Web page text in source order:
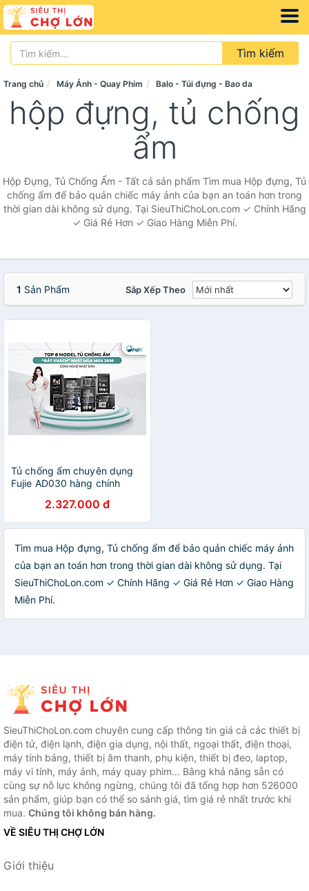
Tìm kiếm
Trang chủ Máy Ảnh - Quay Phim Balo - Túi đựng - Bao da
hộp đựng, tủ chống
ẩm
Hộp Đựng, Tủ Chống Ẩm - Tất cả sản phẩm Tìm mua Hộp đựng, Tủ
chống ẩm để bảo quản chiếc máy ảnh của bạn an toán hơn trong
thời gian dài không sử dụng. Tại SieuThiChoLon.com ✓ Chính Hãng
✓ Giá Rẻ Hơn ✓ Giao Hàng Miễn Phí.
1 Sản Phẩm Sắp Xếp Theo
Tủ chống ẩm chuyên dụng
Fujie AD030 hàng chính
2.327.000 đ
Tìm mua Hộp đựng, Tủ chống ẩm để bảo quản chiếc máy ảnh
của bạn an toán hơn trong thời gian dài không sử dụng. Tại
SieuThiChoLon.com ✓ Chính Hãng ✓ Giá Rẻ Hơn ✓ Giao Hàng
Miễn Phí.
SieuThiChoLon.com chuyên cung cấp thông tin giá cả các thiết bị
điện tử, điện lạnh, điện gia dụng, nội thất, ngoại thất, điện thoại,
máy tính bảng, thiết bị âm thanh, phụ kiện, thiết bị đeo, laptop,
máy vi tính, máy ảnh, máy quay phim... Bằng khả năng sẵn có
cùng sự nỗ lực không ngừng, chúng tôi đã tổng hợp hơn 526000
sản phẩm, giúp bạn có thể so sánh giá, tìm giá rẻ nhất trước khi
mua. Chúng tôi không bán hàng.
VỀ SIÊU THỊ CHỢ LỚN
Giới thiệu